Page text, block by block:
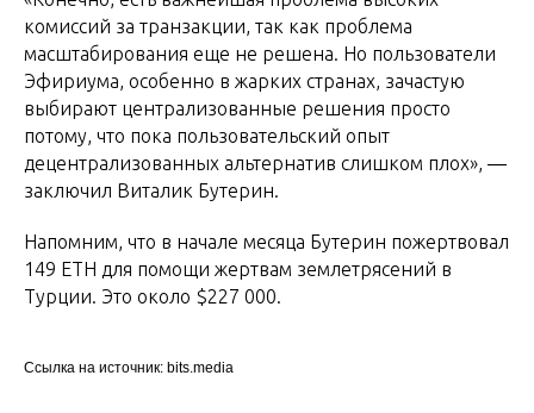
комиссий за транзакции, так как проблема
масштабирования еще не решена. Но пользователи
Эфириума, особенно в жарких странах, зачастую
выбирают централизованные решения просто
потому, что пока пользовательский опыт
децентрализованных альтернатив слишком плох», ―
заключил Виталик Бутерин.
Напомним, что в начале месяца Бутерин пожертвовал
149 ETH для помощи жертвам землетрясений в
Турции. Это около $227 000.
Ссылка на источник: bits.media